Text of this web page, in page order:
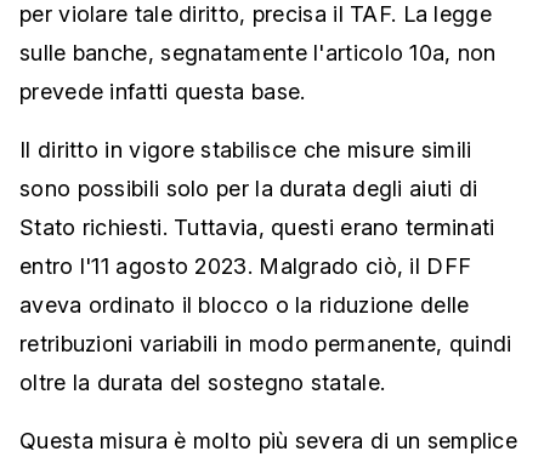
per violare tale diritto, precisa il TAF. La legge
sulle banche, segnatamente l'articolo 10a, non
prevede infatti questa base.
Il diritto in vigore stabilisce che misure simili
sono possibili solo per la durata degli aiuti di
Stato richiesti. Tuttavia, questi erano terminati
entro l'11 agosto 2023. Malgrado ciò, il DFF
aveva ordinato il blocco o la riduzione delle
retribuzioni variabili in modo permanente, quindi
oltre la durata del sostegno statale.
Questa misura è molto più severa di un semplice